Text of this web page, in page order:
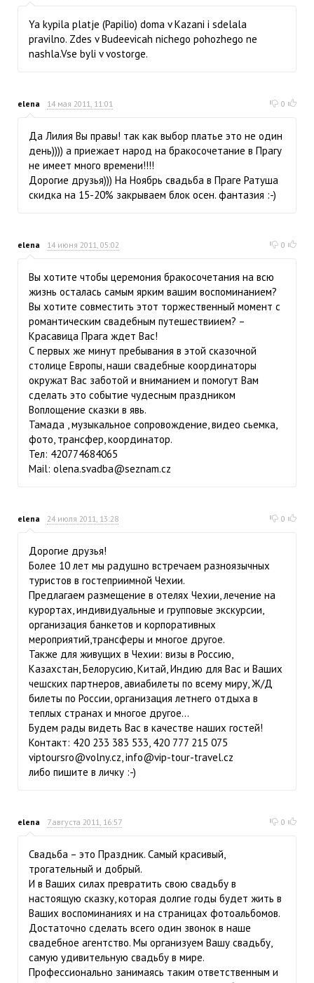
Ya kypila platje (Papilio) doma v Kazani i sdelala
pravilno. Zdes v Budeevicah nichego pohozhego ne
nashla.Vse byli v vostorge.
elena 14 мая 2011, 11:01 0
Да Лилия Вы правы! так как выбор платье это не один
день)))) а приежает народ на бракосочетание в Прагу
не имеет много времени!!!!
Дорогие друзья))) На Ноябрь свадьба в Праге Ратуша
скидка на 15-20% закрываем блок осен. фантазия :-)
elena 14 июня 2011, 05:02 0
Вы хотите чтобы церемония бракосочетания на всю
жизнь осталась самым ярким вашим воспоминанием?
Вы хотите совместить этот торжественный момент с
романтическим свадебным путешествиием? –
Красавица Прага ждет Вас!
С первых же минут пребывания в этой сказочной
столице Европы, наши свадебные координаторы
окружат Вас заботой и вниманием и помогут Вам
сделать это событие чудесным праздником
Воплощение сказки в явь.
Тамада , музыкальное сопровождение, видео сьемка,
фото, трансфер, координатор.
Тел: 420774684065
Mail: olena.svadba@seznam.cz
elena 24 июля 2011, 13:28 0
Дорогие друзья!
Более 10 лет мы радушно встречаем разноязычных
туристов в гостеприимной Чехии.
Предлагаем размещение в отелях Чехии, лечение на
курортах, индивидуальные и групповые экскурсии,
организация банкетов и корпоративных
мероприятий,трансферы и многое другое.
Также для живущих в Чехии: визы в Россию,
Казахстан, Белорусию, Китай, Индию для Вас и Ваших
чешских партнеров, авиабилеты по всему миру, Ж/Д
билеты по России, организация летнего отдыха в
теплых странах и многое другое...
Будем рады видеть Вас в качестве наших гостей!
Контакт: 420 233 383 533, 420 777 215 075
viptoursro@volny.cz,info@vip-tour-travel.cz
либо пишите в личку :-)
elena 7 августа 2011, 16:57 0
Свадьба – это Праздник. Самый красивый,
трогательный и добрый.
И в Ваших силах превратить свою свадьбу в
настоящую сказку, которая долгие годы будет жить в
Ваших воспоминаниях и на страницах фотоальбомов.
Достаточно сделать всего один звонок в наше
свадебное агентство. Мы организуем Вашу свадьбу,
самую удивительную свадьбу в мире.
Профессионально занимаясь таким ответственным и